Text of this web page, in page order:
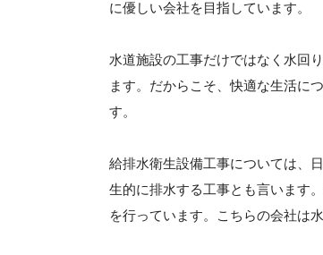
に優しい会社を目指しています。
水道施設の工事だけではなく水回
ます。だからこそ、快適な生活に
す。
給排水衛生設備工事については、
生的に排水する工事とも言います
を行っています。こちらの会社は